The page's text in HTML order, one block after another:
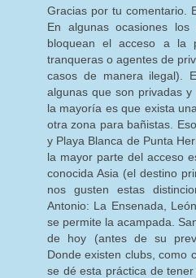
Gracias por tu comentario.
En algunas ocasiones los
bloquean el acceso a la
tranqueras o agentes de
casos de manera ilegal).
algunas que son privadas
la mayoría es que exista
otra zona para bañistas.
y Playa Blanca de Punta
la mayor parte del acceso
conocida Asia (el destino
nos gusten estas
Antonio: La Ensenada,
se permite la acampada.
de hoy (antes de su
Donde existen clubs, como
se dé esta práctica de